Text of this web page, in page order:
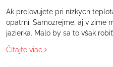
Ak preľovujete pri nízkych
opatrní. Samozrejme, aj v zime
jazierka. Malo by sa to však
Čítajte viac